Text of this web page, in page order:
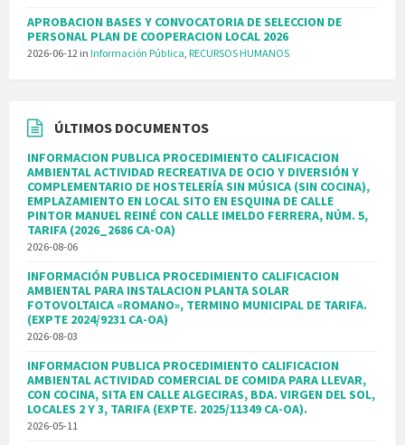
APROBACION BASES Y CONVOCATORIA DE SELECCION DE
PERSONAL PLAN DE COOPERACION LOCAL 2026
2026-06-12 in Información Pública RECURSOS HUMANOS
ÚLTIMOS DOCUMENTOS
INFORMACION PUBLICA PROCEDIMIENTO CALIFICACION
AMBIENTAL ACTIVIDAD RECREATIVA DE OCIO Y DIVERSIÓN Y
COMPLEMENTARIO DE HOSTELERÍA SIN MÚSICA (SIN COCINA),
EMPLAZAMIENTO EN LOCAL SITO EN ESQUINA DE CALLE
PINTOR MANUEL REINÉ CON CALLE IMELDO FERRERA, NÚM. 5,
TARIFA (2026_2686 CA-OA)
2026-08-06
INFORMACIÓN PUBLICA PROCEDIMIENTO CALIFICACION
AMBIENTAL PARA INSTALACION PLANTA SOLAR
FOTOVOLTAICA «ROMANO», TERMINO MUNICIPAL DE TARIFA.
(EXPTE 2024/9231 CA-OA)
2026-08-03
INFORMACION PUBLICA PROCEDIMIENTO CALIFICACION
AMBIENTAL ACTIVIDAD COMERCIAL DE COMIDA PARA LLEVAR,
CON COCINA, SITA EN CALLE ALGECIRAS, BDA. VIRGEN DEL SOL,
LOCALES 2 Y 3, TARIFA (EXPTE. 2025/11349 CA-OA).
2026-05-11